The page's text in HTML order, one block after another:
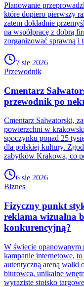
Planowanie
które dopiero pierwszy
zatem dokładnie
na współpracę z dobrą
zorganizować sprawną i
7 sie 2026
Przewodnik
Cmentarz
przewodnik po
Cmentarz Salwatorski,
powierzchni w
spoczynku ponad 25
dla polskiej kultury.
zabytków Krakowa, co
6 sie 2026
Biznes
Fizyczny punkt
reklama wizualna
konkurencyjną?
W świecie
kampanie internetowe, to
autentyczną areną walki
biurowca, unikalne
wyraziste stoisko